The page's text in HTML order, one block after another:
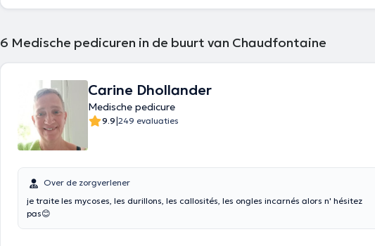
6 Medische pedicuren in de buurt van Chaudfontaine
Carine Dhollander
Medische pedicure
9.9|249 evaluaties
Over de zorgverlener
je traite les mycoses, les durillons, les callosités, les ongles incarnés alors n' hésitez
pas😊